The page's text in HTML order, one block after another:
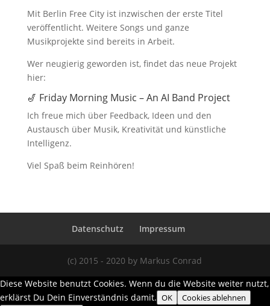
Mit Berlin Free City ist inzwischen der erste Titel
veröffentlicht. Weitere Songs und ganze
Musikprojekte sind bereits in Arbeit.
Wer neugierig geworden ist, findet das neue Projekt
hier:
🎷 Friday Morning Music – An AI Band Project
Ich freue mich über Feedback, Ideen und den
Austausch über Musik, Kreativität und künstliche
Intelligenz.
Viel Spaß beim Reinhören!
Datenschutz Impressum
(c) 2015 - 2020 by Markus Conrad
Diese Website benutzt Cookies. Wenn du die Website weiter nutzt,
erklärst Du Dein Einverständnis damit. OK Cookies ablehnen